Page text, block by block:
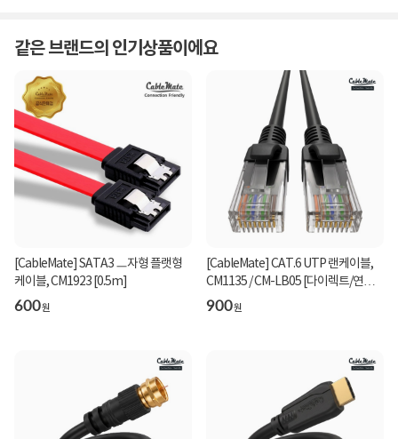
같은 브랜드의 인기상품이에요
[CableMate] SATA3 ㅡ자형 플랫형
케이블, CM1923 [0.5m]
600원
[CableMate] CAT.6 UTP 랜케이블,
CM1135 / CM-LB05 [다이렉트/연선]
[블랙2m]
900원